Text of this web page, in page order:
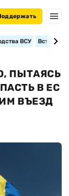
ВСУ
ПЫТАЯСЬ
В ЕС
ВЪЕЗД